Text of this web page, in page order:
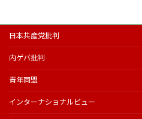
日本共産党批判
内ゲバ批判
青年同盟
インターナショナルビュー